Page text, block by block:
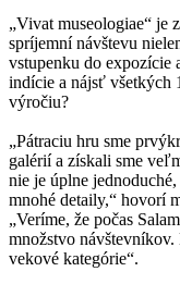
„Vivat museologiae“ je
spríjemní návštevu
vstupenku do expozície
indície a nájsť všetkých
výročiu?
„Pátraciu hru sme
galérií a získali sme
nie je úplne
mnohé detaily,“ hovorí
„Veríme, že počas
množstvo
vekové kategórie“.